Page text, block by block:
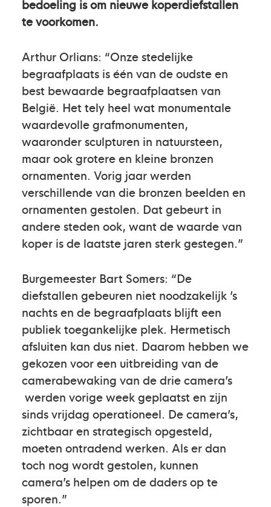
bedoeling is om nieuwe koperdiefstallen
te voorkomen.
Arthur Orlians: “Onze stedelijke
begraafplaats is één van de oudste en
best bewaarde begraafplaatsen van
België. Het tely heel wat monumentale
waardevolle grafmonumenten,
waaronder sculpturen in natuursteen,
maar ook grotere en kleine bronzen
ornamenten. Vorig jaar werden
verschillende van die bronzen beelden en
ornamenten gestolen. Dat gebeurt in
andere steden ook, want de waarde van
koper is de laatste jaren sterk gestegen.”
Burgemeester Bart Somers: “De
diefstallen gebeuren niet noodzakelijk ’s
nachts en de begraafplaats blijft een
publiek toegankelijke plek. Hermetisch
afsluiten kan dus niet. Daarom hebben we
gekozen voor een uitbreiding van de
camerabewaking van de drie camera’s
werden vorige week geplaatst en zijn
sinds vrijdag operationeel. De camera’s,
zichtbaar en strategisch opgesteld,
moeten ontradend werken. Als er dan
toch nog wordt gestolen, kunnen
camera’s helpen om de daders op te
sporen.”